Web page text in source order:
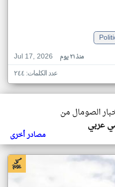
Jul 17, 2026
منذ ٢١ يوم
عدد الكلمات: ٢٤٤
الصومال من
عربي
مصادر أخرى